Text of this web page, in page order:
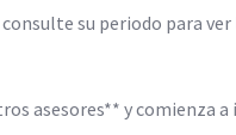
su periodo para ver
asesores** y comienza